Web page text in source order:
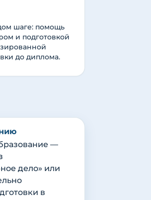
шаге: помощь
и подготовкой
до диплома.
—
дело» или
в